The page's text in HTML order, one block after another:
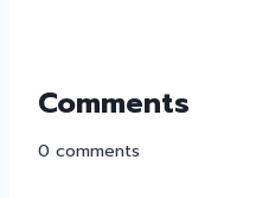
Comments
0 comments